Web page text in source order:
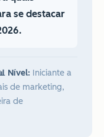
se destacar
Nível: Iniciante a
de marketing,
de